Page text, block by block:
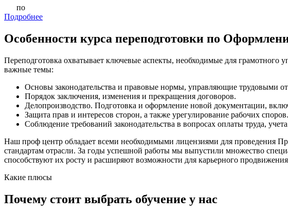
по
Подробнее
Особенности курса переподготовки по
Переподготовка охватывает ключевые аспекты, необходимые для грамотного
важные темы:
Основы законодательства и правовые нормы, управляющие трудовыми
Порядок заключения, изменения и прекращения договоров.
Делопроизводство. Подготовка и оформление новой документации,
Защита прав и интересов сторон, а также урегулирование рабочих споров.
Соблюдение требований законодательства в вопросах оплаты труда,
Наш проф центр обладает всеми необходимыми лицензиями для проведения
стандартам отрасли. За годы успешной работы мы выпустили множество
способствуют их росту и расширяют возможности для карьерного
Какие плюсы
Почему стоит выбрать обучение у нас